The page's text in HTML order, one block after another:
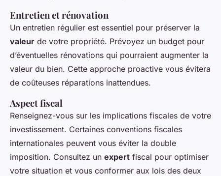
Entretien et rénovation
Un entretien régulier est essentiel pour préserver la
valeur de votre propriété. Prévoyez un budget pour
d’éventuelles rénovations qui pourraient augmenter la
valeur du bien. Cette approche proactive vous évitera
de coûteuses réparations inattendues.
Aspect fiscal
Renseignez-vous sur les implications fiscales de votre
investissement. Certaines conventions fiscales
internationales peuvent vous éviter la double
imposition. Consultez un expert fiscal pour optimiser
votre situation et vous conformer aux lois des deux